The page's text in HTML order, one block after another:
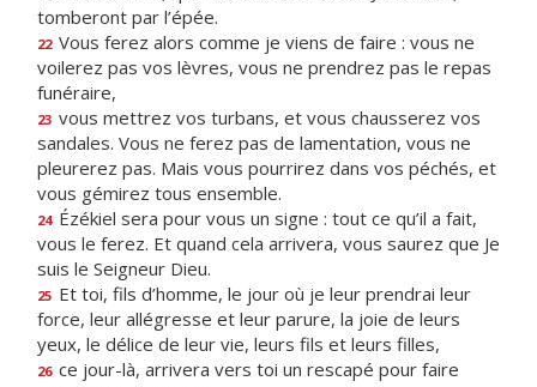
tomberont par l’épée.
22 Vous ferez alors comme je viens de faire : vous ne
voilerez pas vos lèvres, vous ne prendrez pas le repas
funéraire,
23 vous mettrez vos turbans, et vous chausserez vos
sandales. Vous ne ferez pas de lamentation, vous ne
pleurerez pas. Mais vous pourrirez dans vos péchés, et
vous gémirez tous ensemble.
24 Ézékiel sera pour vous un signe : tout ce qu’il a fait,
vous le ferez. Et quand cela arrivera, vous saurez que Je
suis le Seigneur Dieu.
25 Et toi, fils d’homme, le jour où je leur prendrai leur
force, leur allégresse et leur parure, la joie de leurs
yeux, le délice de leur vie, leurs fils et leurs filles,
26 ce jour-là, arrivera vers toi un rescapé pour faire